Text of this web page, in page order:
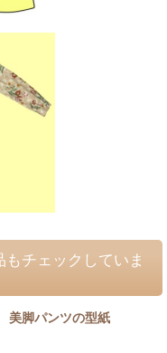
チェックしていま
美脚パンツの型紙